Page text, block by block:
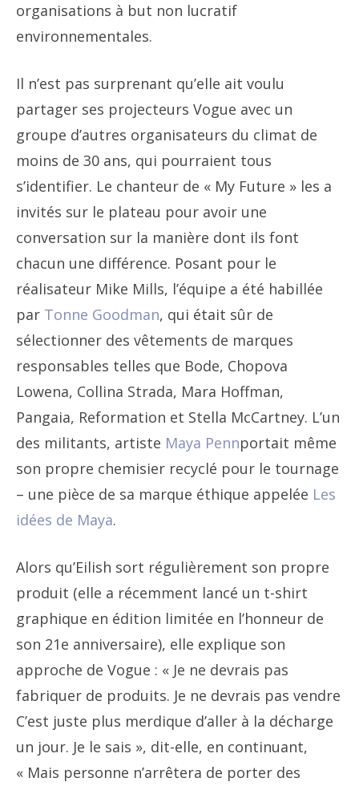
organisations à but non lucratif
environnementales.
Il n’est pas surprenant qu’elle ait voulu
partager ses projecteurs Vogue avec un
groupe d’autres organisateurs du climat de
moins de 30 ans, qui pourraient tous
s’identifier. Le chanteur de « My Future » les a
invités sur le plateau pour avoir une
conversation sur la manière dont ils font
chacun une différence. Posant pour le
réalisateur Mike Mills, l’équipe a été habillée
par Tonne Goodman, qui était sûr de
sélectionner des vêtements de marques
responsables telles que Bode, Chopova
Lowena, Collina Strada, Mara Hoffman,
Pangaia, Reformation et Stella McCartney. L’un
des militants, artiste Maya Pennportait même
son propre chemisier recyclé pour le tournage
– une pièce de sa marque éthique appelée Les
idées de Maya.
Alors qu’Eilish sort régulièrement son propre
produit (elle a récemment lancé un t-shirt
graphique en édition limitée en l’honneur de
son 21e anniversaire), elle explique son
approche de Vogue : « Je ne devrais pas
fabriquer de produits. Je ne devrais pas vendre
C’est juste plus merdique d’aller à la décharge
un jour. Je le sais », dit-elle, en continuant,
« Mais personne n’arrêtera de porter des